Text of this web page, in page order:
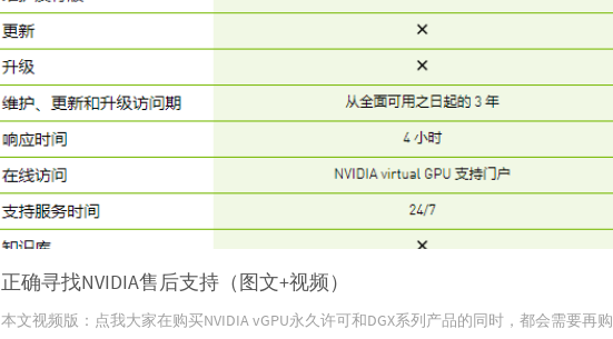
正确寻找NVIDIA售后支持（图文+视频）
本文视频版：点我大家在购买NVIDIA vGPU永久许可和DGX系列产品的同时，都会需要再购